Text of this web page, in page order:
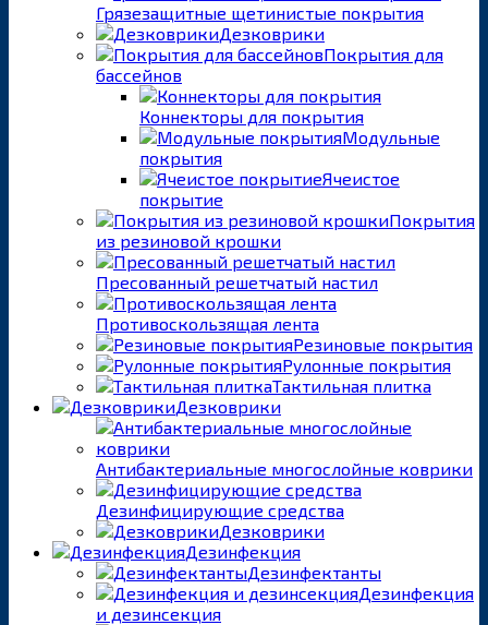
Грязезащитные щетинистые покрытия
Дезковрики
Покрытия для
бассейнов
Коннекторы для покрытия
Модульные
покрытия
Ячеистое
покрытие
Покрытия
из резиновой крошки
Пресованный решетчатый настил
Противоскользящая лента
Резиновые покрытия
Рулонные покрытия
Тактильная плитка
Дезковрики
Антибактериальные многослойные коврики
Дезинфицирующие средства
Дезковрики
Дезинфекция
Дезинфектанты
Дезинфекция
и дезинсекция